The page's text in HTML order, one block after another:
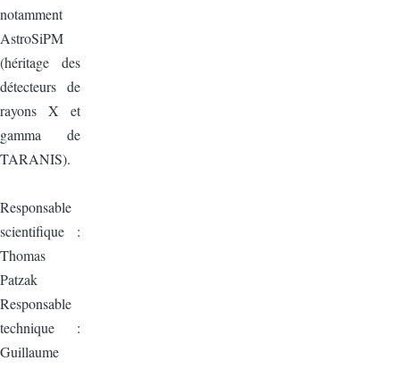
notamment
AstroSiPM
(héritage des
détecteurs de
rayons X et
gamma de
TARANIS).
Responsable
scientifique :
Thomas
Patzak
Responsable
technique :
Guillaume